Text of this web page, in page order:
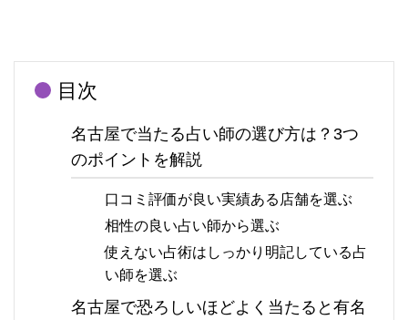
目次
名古屋で当たる占い師の選び方は？3つ
のポイントを解説
口コミ評価が良い実績ある店舗を選ぶ
相性の良い占い師から選ぶ
使えない占術はしっかり明記している占
い師を選ぶ
名古屋で恐ろしいほどよく当たると有名